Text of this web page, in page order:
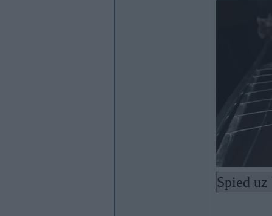
Spied